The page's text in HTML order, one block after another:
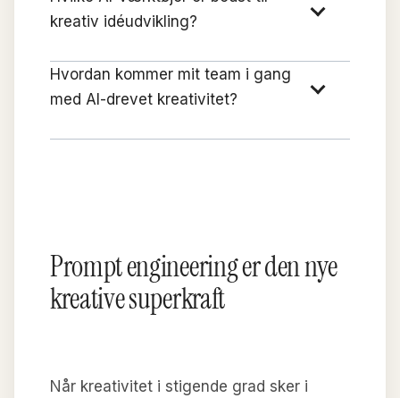
kreativ idéudvikling?
Hvordan kommer mit team i gang
med AI-drevet kreativitet?
Prompt engineering er den nye
kreative superkraft
Når kreativitet i stigende grad sker i